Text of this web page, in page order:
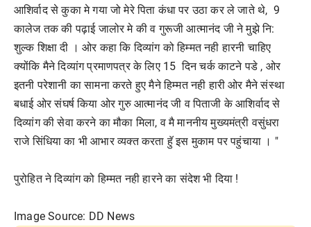
आशिर्वाद से कुका मे गया जो मेरे पिता कंधा पर उठा कर ले जाते थे, 9
कालेज तक की पढ़ाई जालोर मे की व गुरूजी आत्मानंद जी ने मुझे नि:
शुल्क शिक्षा दी । ओर कहा कि दिव्यांग को हिम्मत नही हारनी चाहिए
क्योंकि मैने दिव्यांग प्रमाणपत्र के लिए 15 दिन चर्क काटने पडे , ओर
इतनी परेशानी का सामना करते हुए मैने हिम्मत नही हारी ओर मैने संस्था
बधाई ओर संघर्ष किया ओर गुरु आत्मानंद जी व पिताजी के आशिर्वाद से
दिव्यांग की सेवा करने का मौका मिला, व मै माननीय मुख्यमंत्री वसुंधरा
राजे सिंधिया का भी आभार व्यक्त करता हुॅ इस मुकाम पर पहुंचाया । "
पुरोहित ने दिव्यांग को हिम्मत नही हारने का संदेश भी दिया !
Image Source: DD News